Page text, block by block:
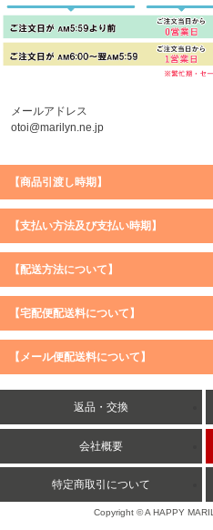
メールアドレス
otoi@marilyn.ne.jp
【商品引渡し時期】
【支払い方法及び支払い時期】
【配送方法について】
【宅配便配送料について】
購入価格 ／ 地域 通常
5,900円（税込）未満
590円（
【メール便配送料について】
5,900円（税込）以上
返品・交換
会社概要
特定商取引について
Copyright © A HAPPY